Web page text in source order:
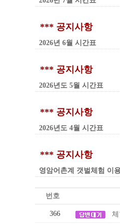
*** 공지사항
2026년 6월 시간표
*** 공지사항
2026년도 5월 시간표
*** 공지사항
2026년도 4월 시간표
*** 공지사항
영암어촌계 갯벌체험 이
번호
366